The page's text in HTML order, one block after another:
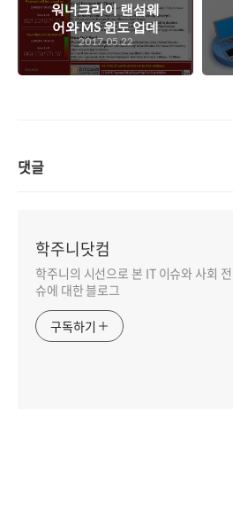
워너크라이 랜섬웨
어와 MS 윈도 업데
이트, 그리고 사용자
의 환경에 대한 고
찰..
2017.05.22
댓글
학주니닷컴
학주니의 시선으로 본 IT 이슈와 사회
슈에 대한 블로그
구독하기